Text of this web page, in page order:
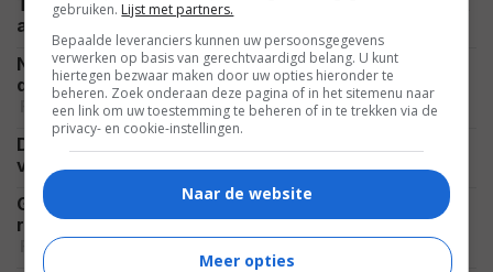
Theory had andere hoofdpersoon, Netflix komt met
adaptatie scifi-klassieker
Nicolas Cage sloeg Christopher Nolan af en hij
denkt dat hij daarmee meer dan een filmrol verloor
FEATURED
Dit zijn de 34 bevestigde acteurs in de enorme cast
van 'Avengers: Doomsday' (tot nu toe)NIEUWS
Genoten van 'Spider-Man: Brand New Day'? Dan
raad ik je ook deze duistere superheldenfilm aan
FEATURED
gebruiken. Lijst met partners.
Bepaalde leveranciers kunnen uw persoonsgegevens
verwerken op basis van gerechtvaardigd belang. U kunt
hiertegen bezwaar maken door uw opties hieronder te
beheren. Zoek onderaan deze pagina of in het sitemenu naar
een link om uw toestemming te beheren of in te trekken via de
privacy- en cookie-instellingen.
Naar de website
Meer opties